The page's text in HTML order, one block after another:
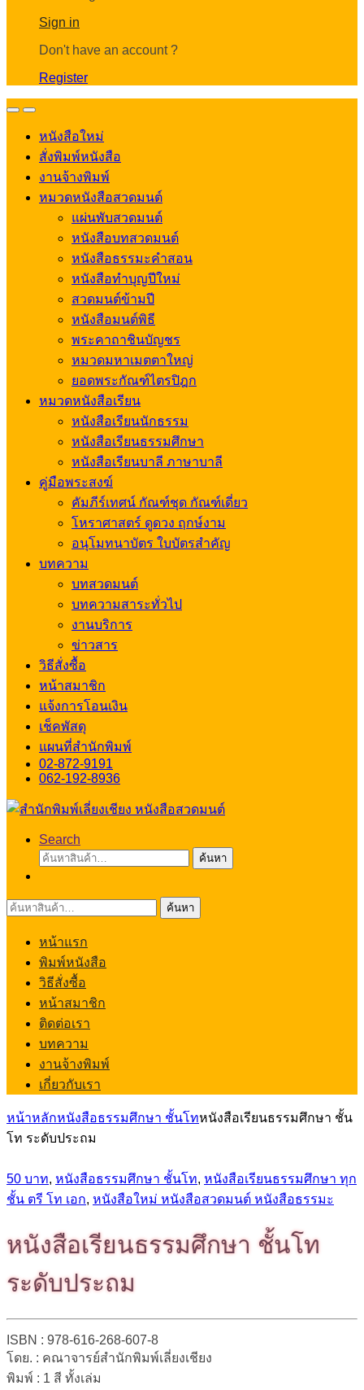
Sign in
Don't have an account ?
Register
OpenClose
หนังสือใหม่
สั่งพิมพ์หนังสือ
งานจ้างพิมพ์
หมวดหนังสือสวดมนต์
แผ่นพับสวดมนต์
หนังสือบทสวดมนต์
หนังสือธรรมะคำสอน
หนังสือทำบุญปีใหม่
สวดมนต์ข้ามปี
หนังสือมนต์พิธี
พระคาถาชินบัญชร
หมวดมหาเมตตาใหญ่
ยอดพระกัณฑ์ไตรปิฎก
หมวดหนังสือเรียน
หนังสือเรียนนักธรรม
หนังสือเรียนธรรมศึกษา
หนังสือเรียนบาลี ภาษาบาลี
คู่มือพระสงฆ์
คัมภีร์เทศน์ กัณฑ์ชุด กัณฑ์เดี่ยว
โหราศาสตร์ ดูดวง ฤกษ์งาม
อนุโมทนาบัตร ใบบัตรสำคัญ
บทความ
บทสวดมนต์
บทความสาระทั่วไป
งานบริการ
ข่าวสาร
วิธีสั่งซื้อ
หน้าสมาชิก
แจ้งการโอนเงิน
เช็คพัสดุ
แผนที่สำนักพิมพ์
02-872-9191
062-192-8936
Search
ค้นหา:
ค้นหา
ค้นหา: ค้นหา
หน้าแรก
พิมพ์หนังสือ
วิธีสั่งซื้อ
หน้าสมาชิก
ติดต่อเรา
บทความ
งานจ้างพิมพ์
เกี่ยวกับเรา
หน้าหลักหนังสือธรรมศึกษา ชั้นโทหนังสือเรียนธรรมศึกษา ชั้น
โท ระดับประถม
50 บาท, หนังสือธรรมศึกษา ชั้นโท, หนังสือเรียนธรรมศึกษา ทุก
ชั้น ตรี โท เอก, หนังสือใหม่ หนังสือสวดมนต์ หนังสือธรรมะ
หนังสือเรียนธรรมศึกษา ชั้นโท
ระดับประถม
ISBN : 978-616-268-607-8
โดย. : คณาจารย์สำนักพิมพ์เลี่ยงเชียง
พิมพ์ : 1 สี ทั้งเล่ม